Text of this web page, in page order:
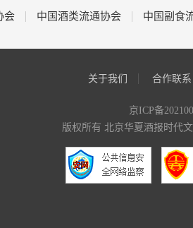
会 中国酒类流通协会 中国副食
关于我们 合作联系
京ICP备
版权所有 北京华夏酒报时代文